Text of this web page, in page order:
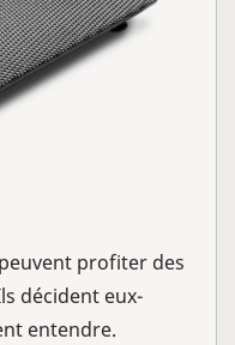
profiter des
décident eux-
entendre.